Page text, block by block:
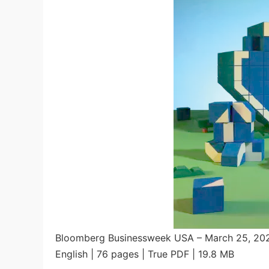
Bloomberg Businessweek USA – March 25,
English | 76 pages | True PDF | 19.8 MB